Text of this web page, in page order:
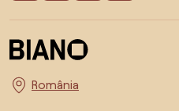
Alege țara